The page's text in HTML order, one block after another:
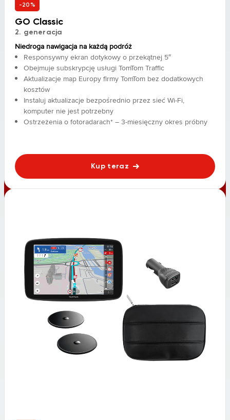
-20%
GO Classic
2. generacja
Niedroga nawigacja na każdą podróż
Responsywny ekran dotykowy o przekątnej 5″
Obejmuje subskrypcję usługi TomTom Traffic
Aktualizacje map Europy firmy TomTom bez dodatkowych
kosztów
Instaluj aktualizacje bezpośrednio przez sieć Wi-Fi,
komputer nie jest potrzebny
Ostrzeżenia o fotoradarach* – 3-miesięczny okres próbny
Kup teraz